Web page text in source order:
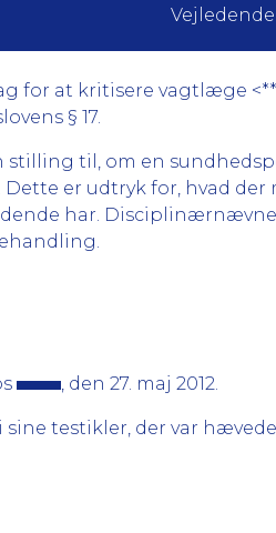
at kritisere vagtlæge
§ 17.
til, om en
er udtryk for, hvad
har.
, den 27. maj 2012.
sine testikler, der var